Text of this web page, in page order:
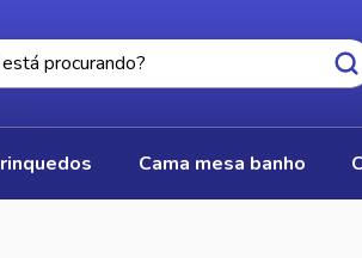
brinquedos cama mesa banho